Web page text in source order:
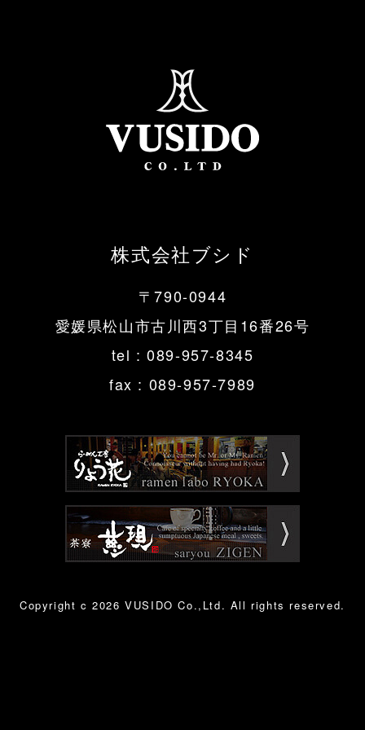
株式会社ブシド
〒790-0944
愛媛県松山市古川西3丁目16番26号
tel :089-957-8345
fax : 089-957-7989
Copyright c2026 VUSIDO Co.,Ltd. All rights reserved.